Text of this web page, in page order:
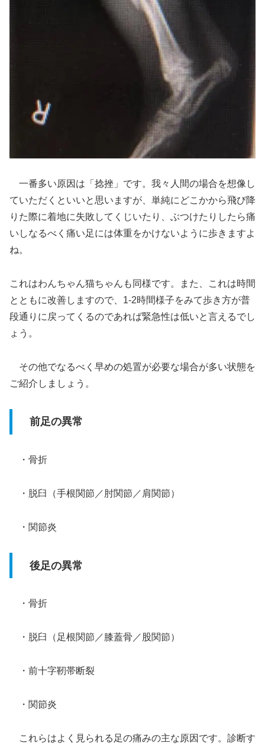
一番多い原因は「捻挫」です。我々人間の場合を想像し
ていただくといいと思いますが、単純にどこかから飛び降
りた際に着地に失敗してくじいたり、ぶつけたりしたら痛
いしなるべく痛い足には体重をかけないように歩きますよ
ね。
これはわんちゃん猫ちゃんも同様です。また、これは時間
とともに改善しますので、1-2時間様子をみて歩き方が普
段通りに戻ってくるのであれば緊急性は低いと言えるでし
ょう。
その他でなるべく早めの処置が必要な場合が多い状態を
ご紹介しましょう。
前足の異常
・骨折
・脱臼（手根関節／肘関節／肩関節）
・関節炎
後足の異常
・骨折
・脱臼（足根関節／膝蓋骨／股関節）
・前十字靭帯断裂
・関節炎
これらはよく見られる足の痛みの主な原因です。診断す